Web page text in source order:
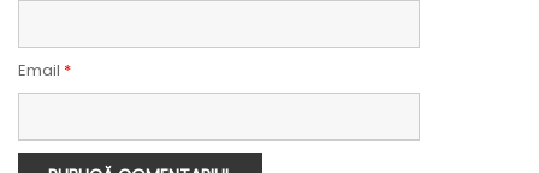
Email *